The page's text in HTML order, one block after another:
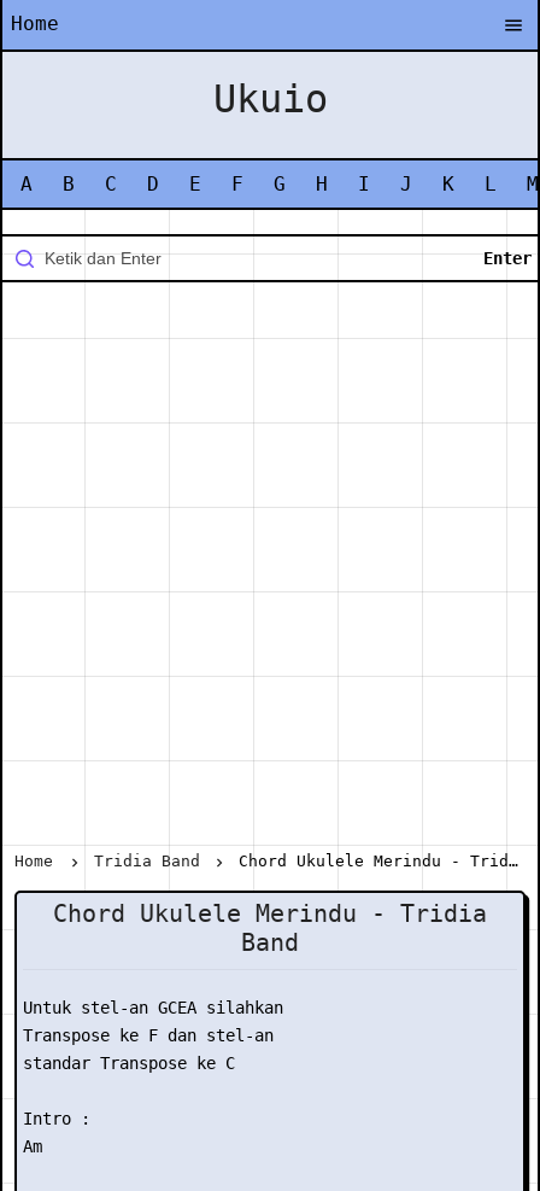
Home
Ukuio
A B C D E F G H I J K L M
Home Tridia Band Chord Ukulele Merindu - Tridia Band
Chord Ukulele Merindu - Tridia
Band
Untuk stel-an GCEA silahkan
Transpose ke F dan stel-an
standar Transpose ke C
Intro :
Am